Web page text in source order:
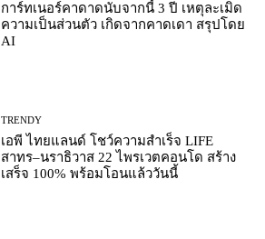
การ์ทเนอร์คาดาดนับจากนี้ 3 ปี เหตุละเมิด
ความเป็นส่วนตัว เกิดจากคาดเดา สรุปโดย
AI
TRENDY
เอพี ไทยแลนด์ โชว์ความสำเร็จ LIFE
สาทร–นราธิวาส 22 ไพรเวตคอนโด สร้าง
เสร็จ 100% พร้อมโอนแล้ววันนี้